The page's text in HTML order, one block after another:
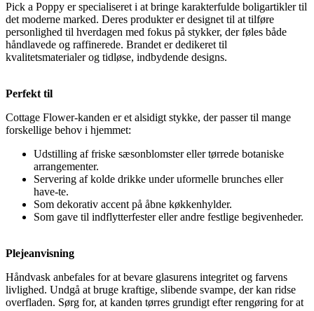
Pick a Poppy er specialiseret i at bringe karakterfulde boligartikler til
det moderne marked. Deres produkter er designet til at tilføre
personlighed til hverdagen med fokus på stykker, der føles både
håndlavede og raffinerede. Brandet er dedikeret til
kvalitetsmaterialer og tidløse, indbydende designs.
Perfekt til
Cottage Flower-kanden er et alsidigt stykke, der passer til mange
forskellige behov i hjemmet:
Udstilling af friske sæsonblomster eller tørrede botaniske
arrangementer.
Servering af kolde drikke under uformelle brunches eller
have-te.
Som dekorativ accent på åbne køkkenhylder.
Som gave til indflytterfester eller andre festlige begivenheder.
Plejeanvisning
Håndvask anbefales for at bevare glasurens integritet og farvens
livlighed. Undgå at bruge kraftige, slibende svampe, der kan ridse
overfladen. Sørg for, at kanden tørres grundigt efter rengøring for at